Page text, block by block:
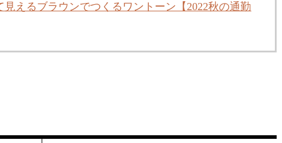
えるブラウンでつくるワントーン【2022秋の通勤